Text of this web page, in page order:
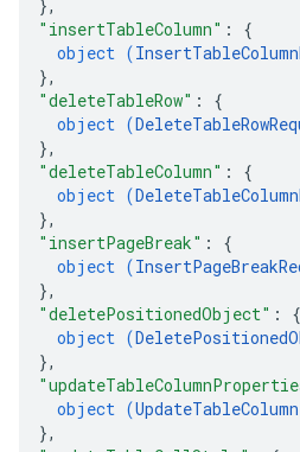
},
"insertTableColumn" : {
object (
},
"deleteTableRow" : {
object (
},
"deleteTableColumn" : {
object (
},
"insertPageBreak" : {
object (
},
"deletePositionedObject" : {
object (
},
object (
},